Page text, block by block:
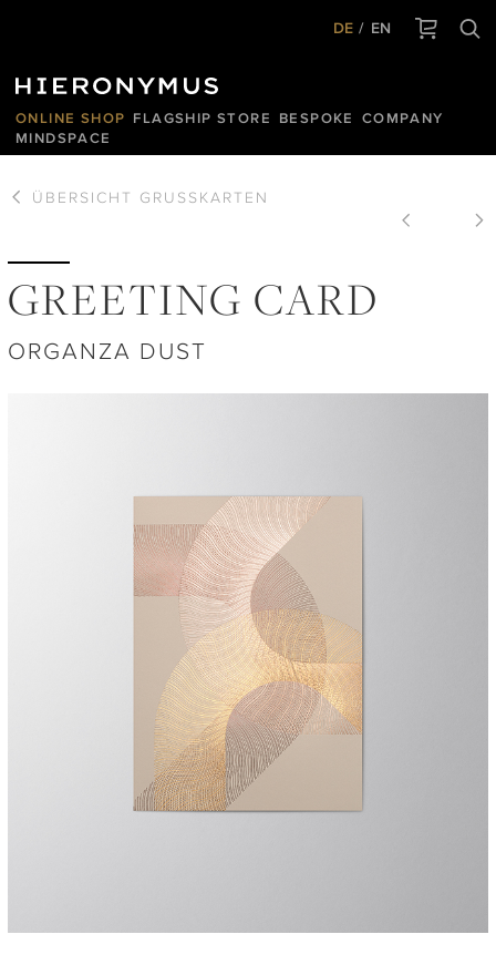
DE EN
ONLINE SHOP FLAGSHIP STORE BESPOKE
COMPANY
MINDSPACE
ÜBERSICHT GRUSSKARTEN
GREETING CARD
ORGANZA DUST